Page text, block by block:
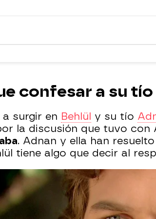
confesar a su
surgir en Behlül y su tío
la discusión que tuvo con
. Adnan y ella han
tiene algo que decir al